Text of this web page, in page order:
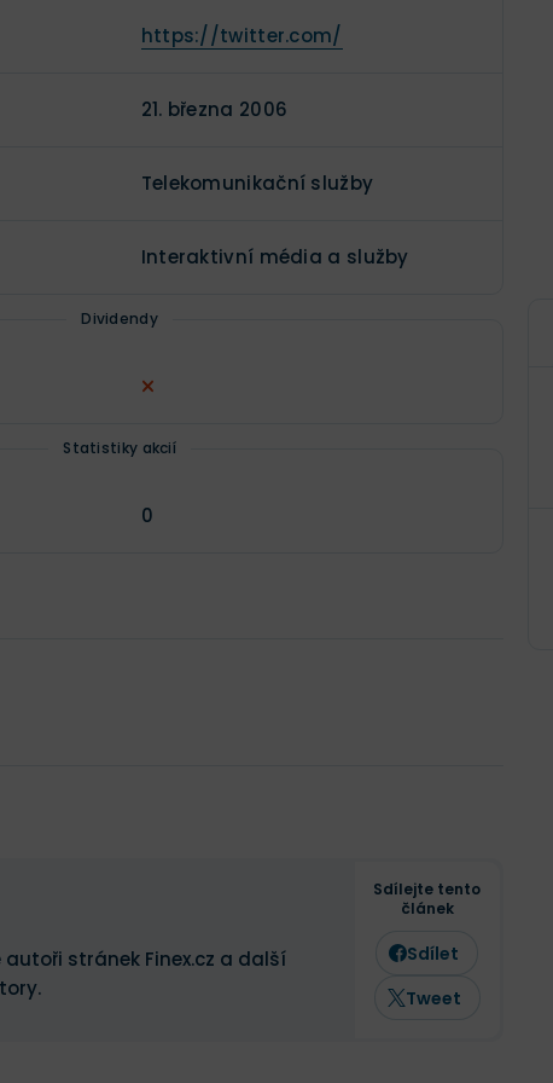
https://twitter.com/
21. března 2006
Telekomunikační služby
Interaktivní média a služby
Dividendy
Statistiky akcií
0
stránek Finex.cz a další
Sdílejte tento
článek
Sdílet
Tweet